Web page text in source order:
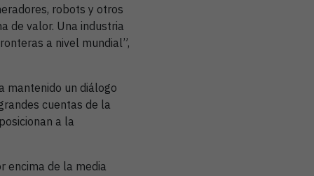
robots y otros
de valor. Una industria
a nivel mundial”,
mantenido un diálogo
cuentas de la
a la
encima de la media